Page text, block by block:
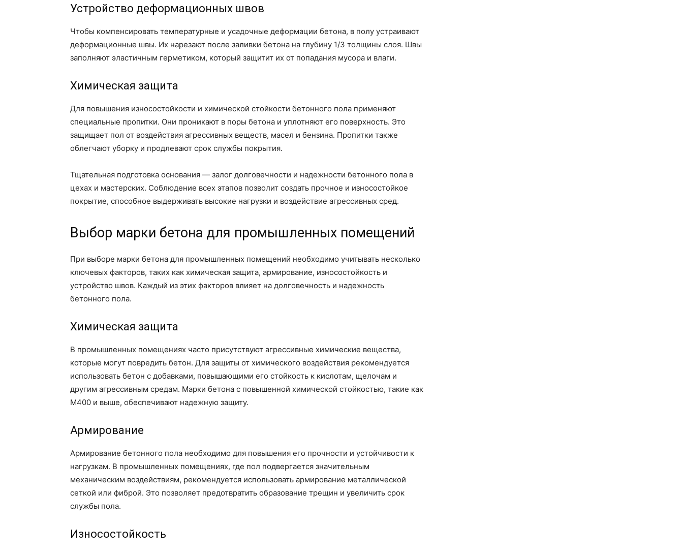
Устройство деформационных швов
Чтобы компенсировать температурные и усадочные деформации бетона, в полу устраивают
деформационные швы. Их нарезают после заливки бетона на глубину 1/3 толщины слоя. Швы
заполняют эластичным герметиком, который защитит их от попадания мусора и влаги.
Химическая защита
Для повышения износостойкости и химической стойкости бетонного пола применяют
специальные пропитки. Они проникают в поры бетона и уплотняют его поверхность. Это
защищает пол от воздействия агрессивных веществ, масел и бензина. Пропитки также
облегчают уборку и продлевают срок службы покрытия.
Тщательная подготовка основания — залог долговечности и надежности бетонного пола в
цехах и мастерских. Соблюдение всех этапов позволит создать прочное и износостойкое
покрытие, способное выдерживать высокие нагрузки и воздействие агрессивных сред.
Выбор марки бетона для промышленных помещений
При выборе марки бетона для промышленных помещений необходимо учитывать несколько
ключевых факторов, таких как химическая защита, армирование, износостойкость и
устройство швов. Каждый из этих факторов влияет на долговечность и надежность
бетонного пола.
Химическая защита
В промышленных помещениях часто присутствуют агрессивные химические вещества,
которые могут повредить бетон. Для защиты от химического воздействия рекомендуется
использовать бетон с добавками, повышающими его стойкость к кислотам, щелочам и
другим агрессивным средам. Марки бетона с повышенной химической стойкостью, такие как
М400 и выше, обеспечивают надежную защиту.
Армирование
Армирование бетонного пола необходимо для повышения его прочности и устойчивости к
нагрузкам. В промышленных помещениях, где пол подвергается значительным
механическим воздействиям, рекомендуется использовать армирование металлической
сеткой или фиброй. Это позволяет предотвратить образование трещин и увеличить срок
службы пола.
Износостойкость